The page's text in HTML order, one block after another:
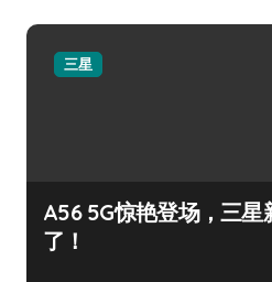
三星
A56 5G惊艳登场，三星
了！